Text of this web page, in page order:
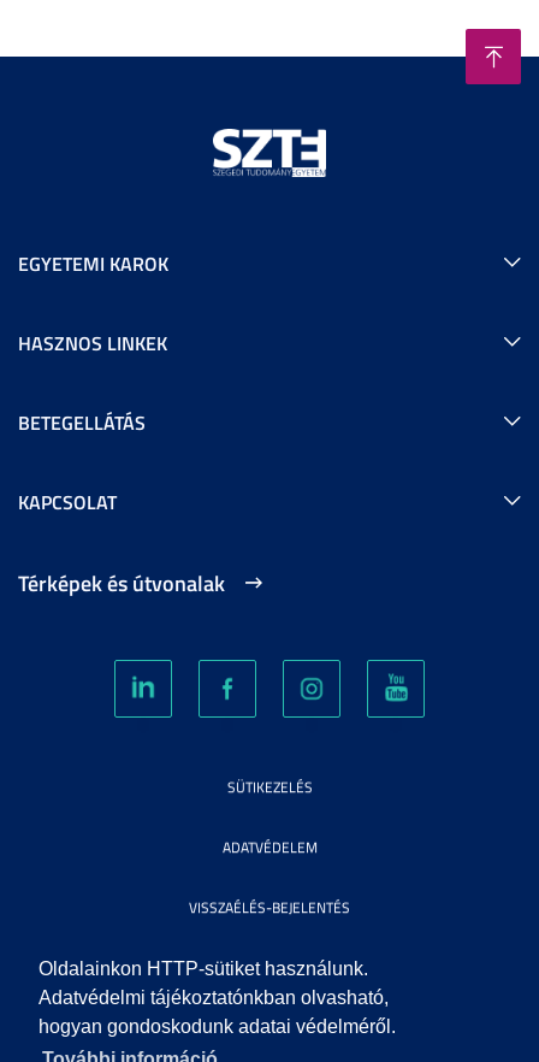
Oldalainkon HTTP-sütiket használunk.
Adatvédelmi tájékoztatónkban olvasható,
hogyan gondoskodunk adatai védelméről.
EGYETEMI KAROK
HASZNOS LINKEK
BETEGELLÁTÁS
KAPCSOLAT
Térképek és útvonalak
SÜTIKEZELÉS
ADATVÉDELEM
VISSZAÉLÉS-BEJELENTÉS
KÖZÉRDEKŰ ADATOK
IMPRESSZUM